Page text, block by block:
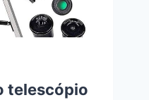
telescópio